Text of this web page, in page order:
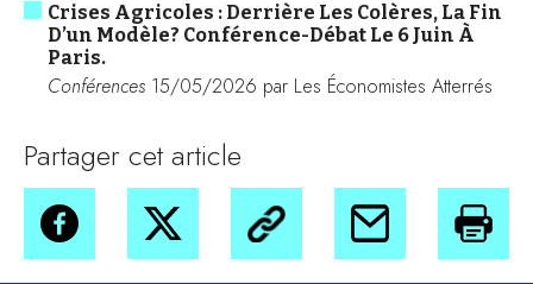
Crises Agricoles : Derrière Les Colères, La Fin
D’un Modèle? Conférence-Débat Le 6 Juin À
Paris.
Conférences 15/05/2026 par Les Économistes Atterrés
Partager cet article